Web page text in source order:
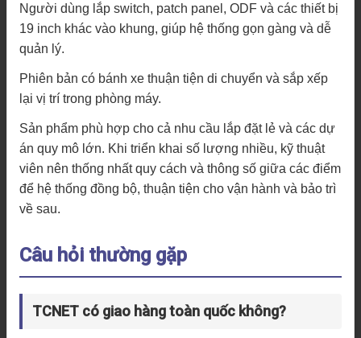
Người dùng lắp switch, patch panel, ODF và các thiết bị
19 inch khác vào khung, giúp hệ thống gọn gàng và dễ
quản lý.
Phiên bản có bánh xe thuận tiện di chuyển và sắp xếp
lại vị trí trong phòng máy.
Sản phẩm phù hợp cho cả nhu cầu lắp đặt lẻ và các dự
án quy mô lớn. Khi triển khai số lượng nhiều, kỹ thuật
viên nên thống nhất quy cách và thông số giữa các điểm
để hệ thống đồng bộ, thuận tiện cho vận hành và bảo trì
về sau.
Câu hỏi thường gặp
TCNET có giao hàng toàn quốc không?